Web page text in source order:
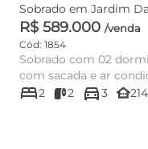
R$ 589.000 /venda
Cód: 1854
Sobrado com 02
com sacada e ar
lavanderia, quintal c...
bed2 2 directions_car3 other_houses